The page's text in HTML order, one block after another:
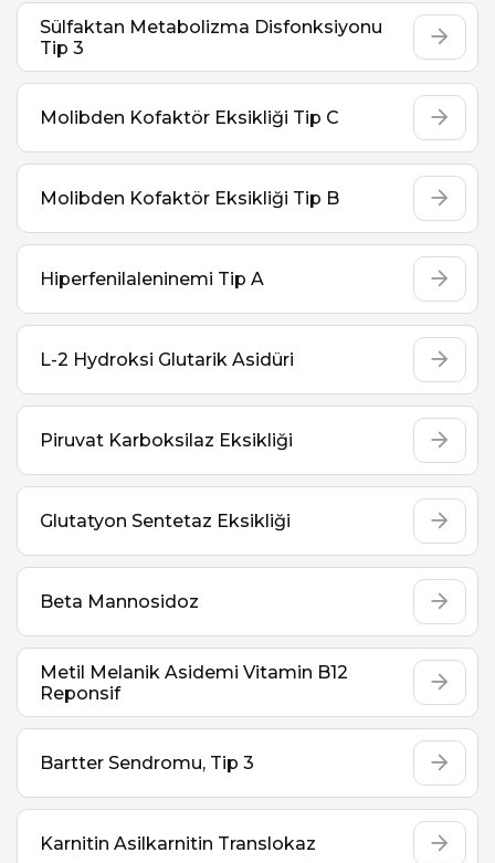
Sülfaktan Metabolizma Disfonksiyonu
Tip 3
Molibden Kofaktör Eksikliği Tip C
Molibden Kofaktör Eksikliği Tip B
Hiperfenilaleninemi Tip A
L-2 Hydroksi Glutarik Asidüri
Piruvat Karboksilaz Eksikliği
Glutatyon Sentetaz Eksikliği
Beta Mannosidoz
Metil Melanik Asidemi Vitamin B12
Reponsif
Bartter Sendromu, Tip 3
Karnitin Asilkarnitin Translokaz